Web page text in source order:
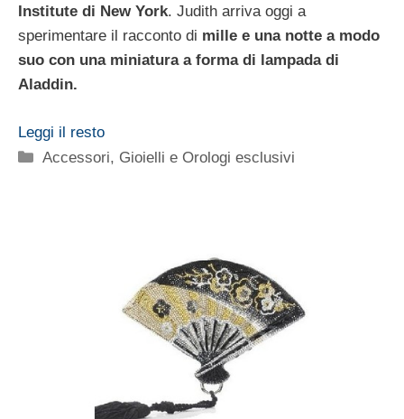
Institute di New York. Judith arriva oggi a
sperimentare il racconto di mille e una notte a modo
suo con una miniatura a forma di lampada di
Aladdin.
Leggi il resto
Categorie
Accessori, Gioielli e Orologi esclusivi